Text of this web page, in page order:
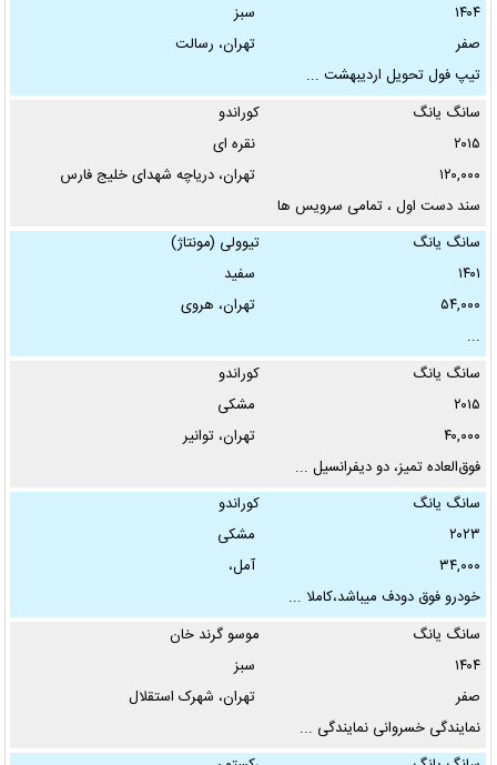
تودوزی:
فقط عکس‌دارها:
۱۴۰۴
سبز
صفر
تهران، رسالت
تیپ فول تحویل اردیبهشت ...
سانگ یانگ
کوراندو
۲۰۱۵
نقره ای
۱۲۰,۰۰۰
تهران، دریاچه شهدای خلیج فارس
سند دست اول ، تمامی سرویس ها
...
سانگ یانگ
تیوولی (مونتاژ)
۱۴۰۱
سفید
۵۴,۰۰۰
تهران، هروی
...
سانگ یانگ
کوراندو
۲۰۱۵
مشکی
۴۰,۰۰۰
تهران، توانیر
فوق‌العاده تمیز، دو دیفرانسیل ...
سانگ یانگ
کوراندو
۲۰۲۳
مشکی
۳۴,۰۰۰
آمل،
خودرو فوق دودف میباشد،کاملا ...
سانگ یانگ
موسو گرند خان
۱۴۰۴
سبز
صفر
تهران، شهرک استقلال
نمایندگی خسروانی نمایندگی ...